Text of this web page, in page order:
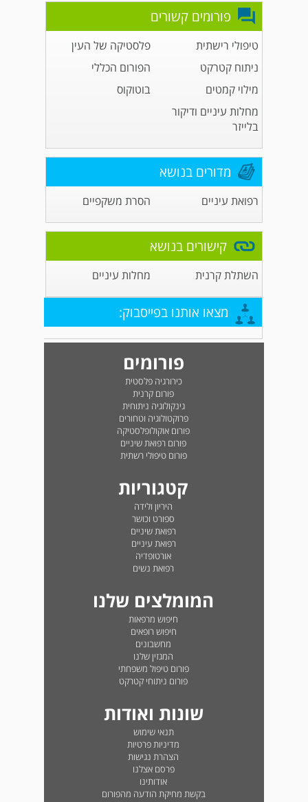
פורומים קשורים
טיפולי רישתית
פלסטיקה של העין
ניתוח קטרקט
הפורום הכללי
מילוי קמטים
בוטוקוס
מחלות עיניים ודיקור
בלייזר
מדורים בנושא
רפואת עיניים הסרת משקפיים
קישורים בנושא
השתלת קרנית מחלות עיניים
מצאו אותנו בפייסבוק:
פורומים
כירורגיה פלסטית
פורום קרנית
גינקולוגיה ניתוחית
פרוקטולוגיה וטחורים
פורום אוקולופלסטיקה
פורום רפואת שיניים
פורום טיפולי רשתית
קטגוריות
היריון ולידה
ספורט וכושר
רפואת שיניים
רפואת עיניים
אורטופדיה
רפואת נשים
המומלצים שלנו
חיפוש מרפאות
חיפוש רופאים
מחשבונים
המגזין שלנו
פורום טיפול משפחתי
פורום ניתוחי קטרקט
שונות ואודות
תנאי שימוש
מדיניות פרטיות
הצהרת נגישות
פרסם אצלנו
אודותינו
בקשת מחיקת הודעה מהפורום